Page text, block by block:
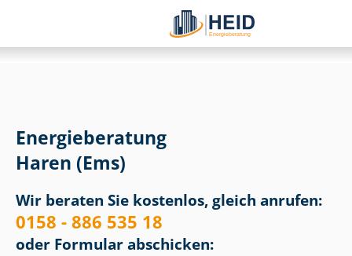
Energieberatung
Haren (Ems)
Wir beraten Sie kostenlos, gleich anrufen:
0158 - 886 535 18
oder Formular abschicken: